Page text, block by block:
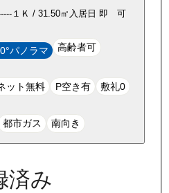
１Ｋ / 31.50㎡ 入居日 即 可
パノラマ 高齢者可
ット無料 P空き有 敷礼0
都市ガス 南向き
済み